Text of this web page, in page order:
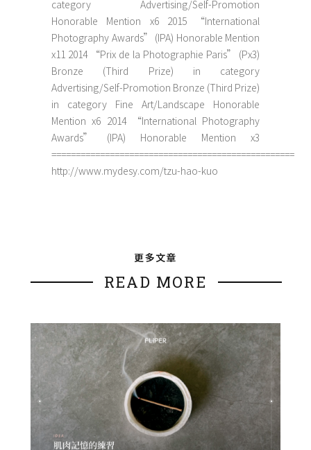
category Advertising/Self-Promotion
Honorable Mention x6 2015 “International
Photography Awards” (IPA) Honorable Mention
x11 2014 “Prix de la Photographie Paris” (Px3)
Bronze (Third Prize) in category
Advertising/Self-Promotion Bronze (Third Prize)
in category Fine Art/Landscape Honorable
Mention x6 2014 “International Photography
Awards” (IPA) Honorable Mention x3
==================================================
http://www.mydesy.com/tzu-hao-kuo
更多文章
READ MORE